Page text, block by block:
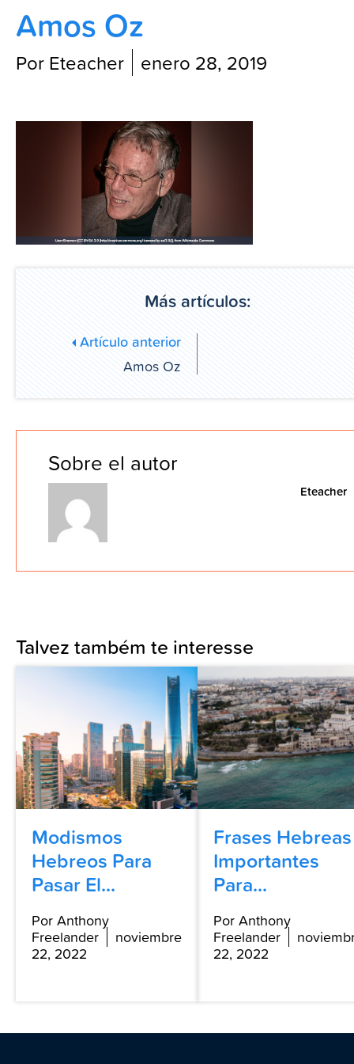
Blog
Amos Oz
Por Eteacher enero 28, 2019
Más artículos:
Artículo anterior
Amos Oz
Sobre el autor
Eteacher
Talvez também te interesse
Modismos
Hebreos Para
Pasar El...
Por Anthony
Freelander
noviembre
22, 2022
Frases Hebreas
Importantes
Para...
Por Anthony
Freelander
22, 2022